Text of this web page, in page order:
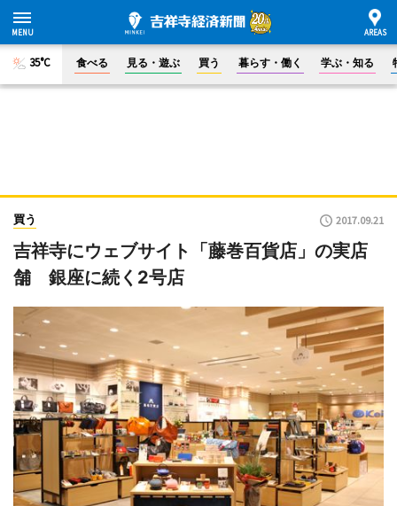
35°C 食べる 見る・遊ぶ 買う 暮らす・働く 学ぶ・知る
買う 2017.09.21
吉祥寺にウェブサイト「藤巻百貨店」の実店
舗 銀座に続く2号店